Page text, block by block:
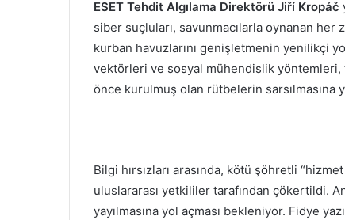
ESET Tehdit Algılama Direktörü Jiří Kropáč
siber suçluları, savunmacılarla oynanan
kurban havuzlarını genişletmenin yenilikçi
vektörleri ve sosyal mühendislik
önce kurulmuş olan rütbelerin sarsılmasına
Bilgi hırsızları arasında, kötü şöhretli
uluslararası yetkililer tarafından çökertildi.
yayılmasına yol açması bekleniyor. Fidye